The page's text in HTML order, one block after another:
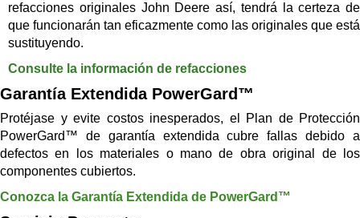
refacciones originales John Deere así, tendrá la certeza de
que funcionarán tan eficazmente como las originales que está
sustituyendo.
Consulte la información de refacciones
Garantía Extendida PowerGard™
Protéjase y evite costos inesperados, el Plan de Protección
PowerGard™ de garantía extendida cubre fallas debido a
defectos en los materiales o mano de obra original de los
componentes cubiertos.
Conozca la Garantía Extendida de PowerGard™